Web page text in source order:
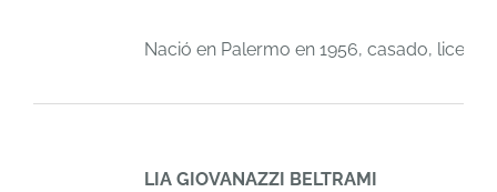
Nació en Palermo en 1956, casado,
LIA GIOVANAZZI BELTRAMI